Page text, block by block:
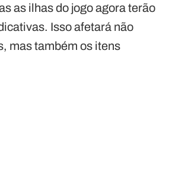
as ilhas do jogo agora terão
Isso afetará não
mas também os itens